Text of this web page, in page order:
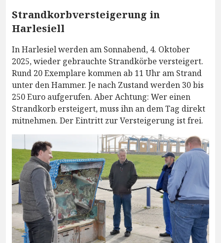
Strandkorbversteigerung in
Harlesiell
In Harlesiel werden am Sonnabend, 4. Oktober
2025, wieder gebrauchte Strandkörbe versteigert.
Rund 20 Exemplare kommen ab 11 Uhr am Strand
unter den Hammer. Je nach Zustand werden 30 bis
250 Euro aufgerufen. Aber Achtung: Wer einen
Strandkorb ersteigert, muss ihn an dem Tag direkt
mitnehmen. Der Eintritt zur Versteigerung ist frei.